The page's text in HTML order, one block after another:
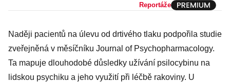
aneb Netradiční
absolutního dna
Reportáže
Naději pacientů na úlevu od drtivého tlaku podpořila studie
zveřejněná v měsíčníku Journal of Psychopharmacology.
Ta mapuje dlouhodobé důsledky užívání psilocybinu na
lidskou psychiku a jeho využití při léčbě rakoviny. U